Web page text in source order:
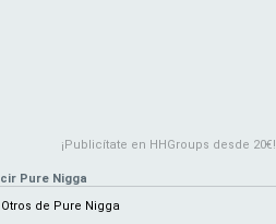
¡Publicítate en HHGroups desde 20€!
Pure Nigga
Otros de Pure Nigga